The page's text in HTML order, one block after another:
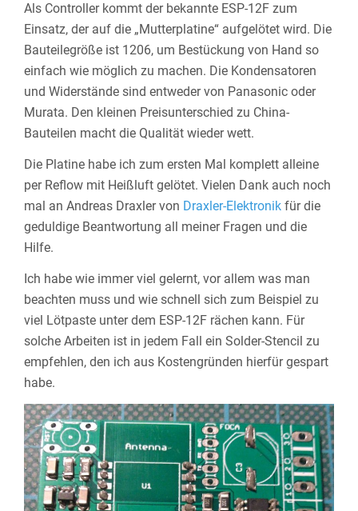
Als Controller kommt der bekannte ESP-12F zum
Einsatz, der auf die „Mutterplatine“ aufgelötet wird. Die
Bauteilegröße ist 1206, um Bestückung von Hand so
einfach wie möglich zu machen. Die Kondensatoren
und Widerstände sind entweder von Panasonic oder
Murata. Den kleinen Preisunterschied zu China-
Bauteilen macht die Qualität wieder wett.
Die Platine habe ich zum ersten Mal komplett alleine
per Reflow mit Heißluft gelötet. Vielen Dank auch noch
mal an Andreas Draxler von Draxler-Elektronik für die
geduldige Beantwortung all meiner Fragen und die
Hilfe.
Ich habe wie immer viel gelernt, vor allem was man
beachten muss und wie schnell sich zum Beispiel zu
viel Lötpaste unter dem ESP-12F rächen kann. Für
solche Arbeiten ist in jedem Fall ein Solder-Stencil zu
empfehlen, den ich aus Kostengründen hierfür gespart
habe.